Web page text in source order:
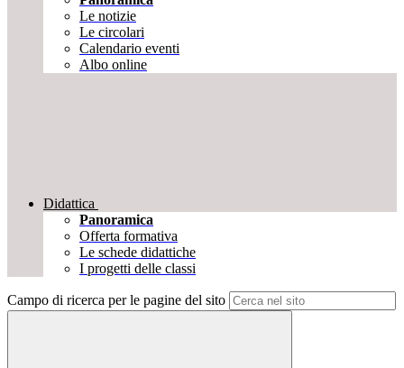
Le notizie
Le circolari
Calendario eventi
Albo online
Didattica
Panoramica
Offerta formativa
Le schede didattiche
I progetti delle classi
Campo di ricerca per le pagine del sito